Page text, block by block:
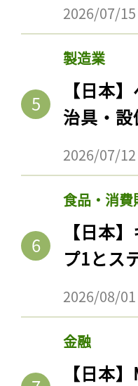
2026/07/15
製造業
【日本
治具・
2026/07/12
食品・消
【日本
プ1とス
2026/08/01
金融
【日本
記